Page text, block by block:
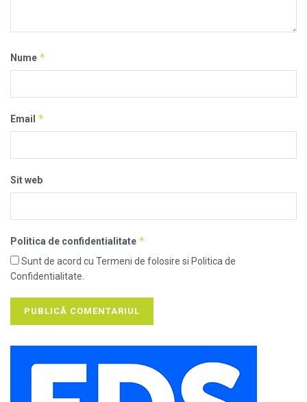
Nume *
Email *
Sit web
Politica de confidentialitate *
Sunt de acord cu Termeni de folosire si Politica de
Confidentialitate.